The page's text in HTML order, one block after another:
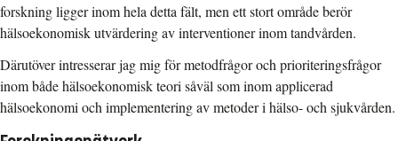
forskning ligger inom hela detta fält, men ett stort område berör
hälsoekonomisk utvärdering av interventioner inom tandvården.
Därutöver intresserar jag mig för metodfrågor och prioriteringsfrågor
inom både hälsoekonomisk teori såväl som inom applicerad
hälsoekonomi och implementering av metoder i hälso- och sjukvården.